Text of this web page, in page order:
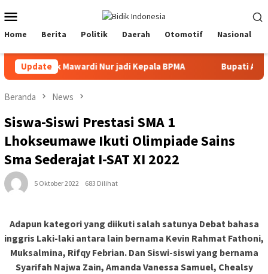
ke
kontenMobile
Home Berita Politik Daerah Otomotif Nasional
Update
lantik Mawardi Nur jadi Kepala BPMA Bupati Aceh
Beranda News
Siswa-Siswi Prestasi SMA 1
Lhokseumawe Ikuti Olimpiade Sains
Sma Sederajat I-SAT XI 2022
5 Oktober 2022 683 Dilihat
Adapun kategori yang diikuti salah satunya Debat bahasa
inggris Laki-laki antara lain bernama Kevin Rahmat Fathoni,
Muksalmina, Rifqy Febrian. Dan Siswi-siswi yang bernama
Syarifah Najwa Zain, Amanda Vanessa Samuel, Chealsy